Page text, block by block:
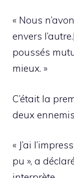
« Nous
envers
poussés
mieux. »
C’était la
deux
« J’ai
pu », a